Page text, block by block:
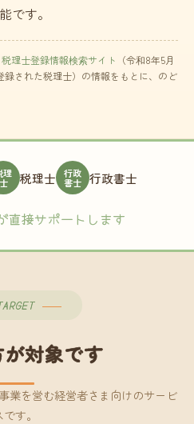
です。
理士登録情報検索サイト （令和8年5月
録された税理士）の情報をもとに、のど
理
士 税理士 行政
書士 行政書士
直接サポートします
が対象です
業を営む経営者さま向けのサービ
です。